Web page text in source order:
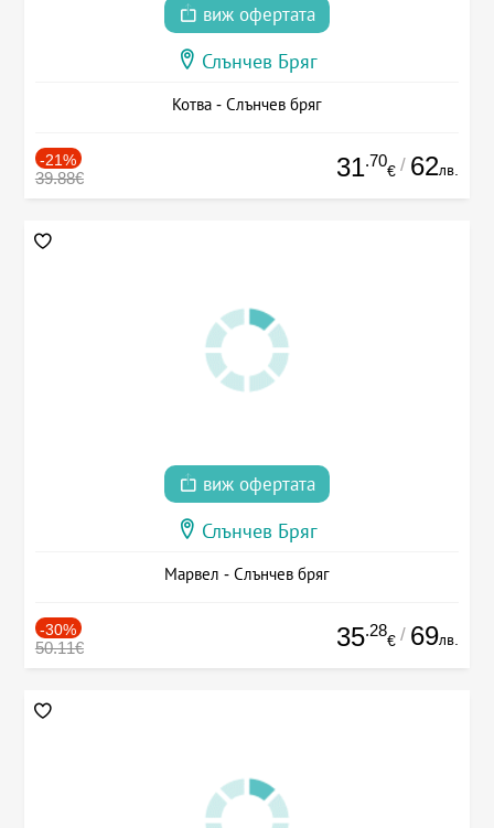
виж офертата
Слънчев Бряг
Котва - Слънчев бряг
-21%
39.88€ 31.70
€ / 62лв.
виж офертата
Слънчев Бряг
Марвел - Слънчев бряг
-30%
50.11€ 35.28
€ / 69лв.